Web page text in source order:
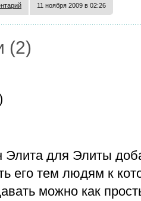
11 ноября 2009 в 02:26
(2)
Элита для Элиты
его тем людям к
можно как